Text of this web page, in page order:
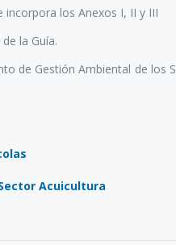
incorpora los Anexos I, II y III
la Guía.
de Gestión Ambiental de los
Acuicultura